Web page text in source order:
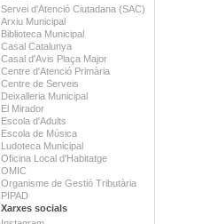
Servei d'Atenció Ciutadana (SAC)
Arxiu Municipal
Biblioteca Municipal
Casal Catalunya
Casal d'Avis Plaça Major
Centre d'Atenció Primària
Centre de Serveis
Deixalleria Municipal
El Mirador
Escola d'Adults
Escola de Música
Ludoteca Municipal
Oficina Local d'Habitatge
OMIC
Organisme de Gestió Tributària
PIPAD
Xarxes socials